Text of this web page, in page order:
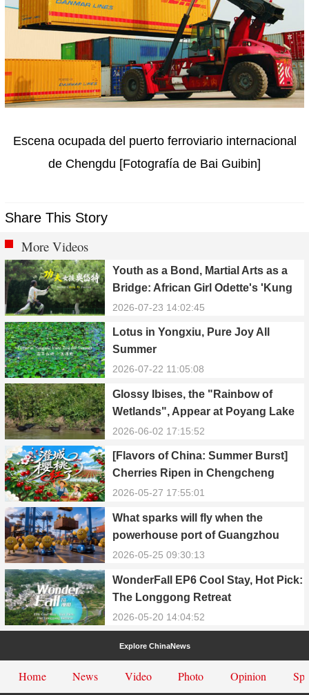
Escena ocupada del puerto ferroviario internacional
de Chengdu [Fotografía de Bai Guibin]
Share This Story
More Videos
Youth as a Bond, Martial Arts as a
Bridge: African Girl Odette's 'Kung
Fu Dream'
2026-07-23 14:02:45
Lotus in Yongxiu, Pure Joy All
Summer
2026-07-22 11:05:08
Glossy Ibises, the "Rainbow of
Wetlands", Appear at Poyang Lake
in Yongxiu
2026-06-02 17:15:52
[Flavors of China: Summer Burst]
Cherries Ripen in Chengcheng
County
2026-05-27 17:55:01
What sparks will fly when the
powerhouse port of Guangzhou
Nansha meets Thailand’s creamy
2026-05-25 09:30:13
WonderFall EP6 Cool Stay, Hot Pick:
The Longgong Retreat
2026-05-20 14:04:52
Explore ChinaNews
Home News Video Photo Opinion